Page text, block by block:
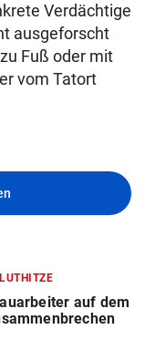
Verdächtige
ausgeforscht
Fuß oder mit
vom Tatort
auf dem